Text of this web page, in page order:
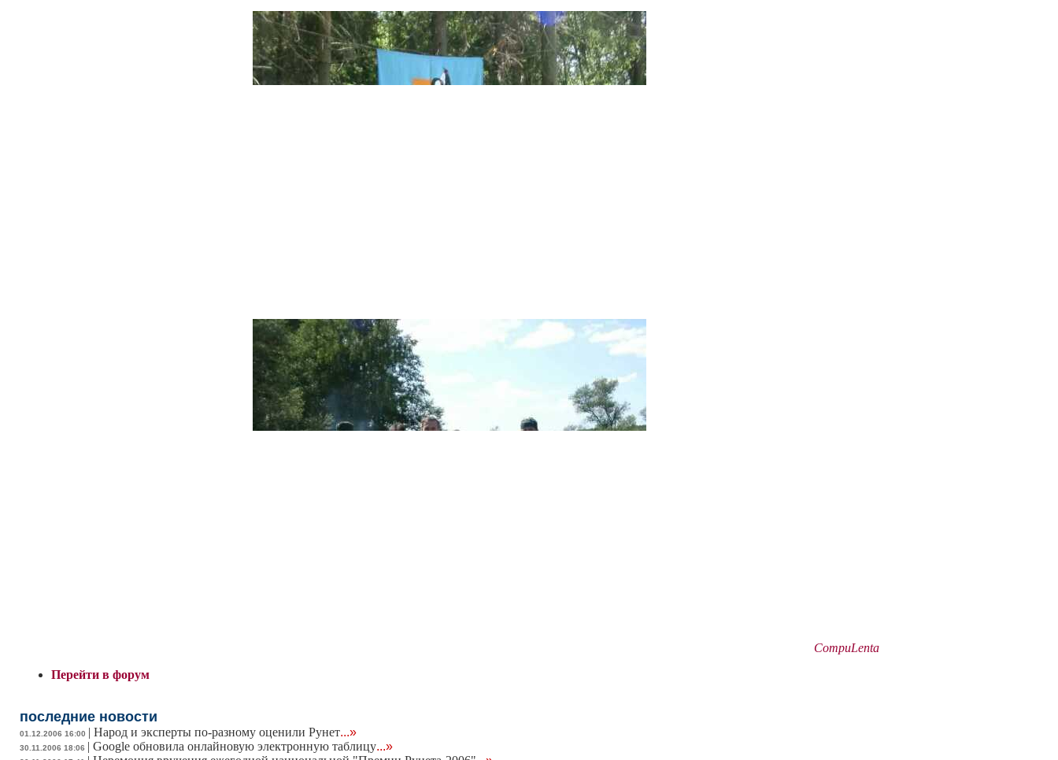
CompuLenta
Перейти в форум
последние новости
01.12.2006 16:00 | Народ и эксперты по-разному оценили Рунет...»
30.11.2006 18:06 | Google обновила онлайновую электронную таблицу...»